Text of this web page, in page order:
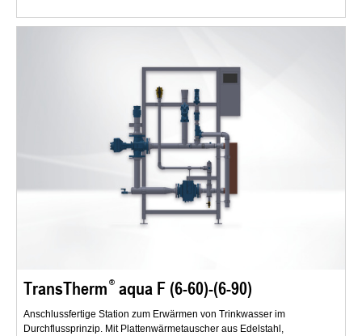
TransTherm aqua F (6-60)-(6-90)
Anschlussfertige Station zum Erwärmen von Trinkwasser im
Durchflussprinzip. Mit Plattenwärmetauscher aus Edelstahl,